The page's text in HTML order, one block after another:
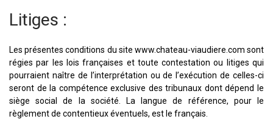
Litiges :
Les présentes conditions du site www.chateau-viaudiere.com sont
régies par les lois françaises et toute contestation ou litiges qui
pourraient naître de l’interprétation ou de l’exécution de celles-ci
seront de la compétence exclusive des tribunaux dont dépend le
siège social de la société. La langue de référence, pour le
règlement de contentieux éventuels, est le français.